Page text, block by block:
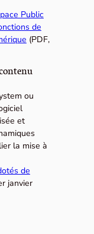
Public
de
(PDF,
ou
et
la mise à
de
janvier